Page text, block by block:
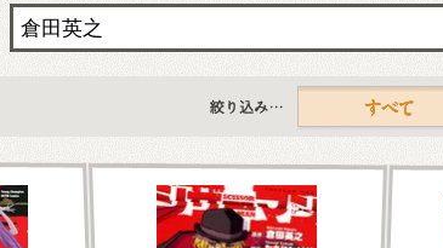
すべて